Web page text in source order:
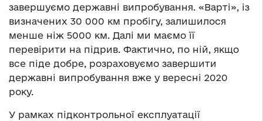
завершуємо державні випробування. «Варті», із
визначених 30 000 км пробігу, залишилося
менше ніж 5000 км. Далі ми маємо її
перевірити на підрив. Фактично, по ній, якщо
все піде добре, розраховуємо завершити
державні випробування вже у вересні 2020
року.
У рамках підконтрольної експлуатації